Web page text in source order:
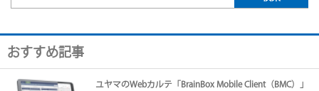
おすすめ記事
ユヤマのWebカルテ「BrainBox Mobile Client（BMC）」